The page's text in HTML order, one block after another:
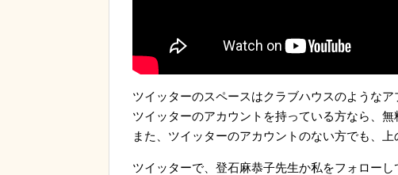
ツイッターのスペースはクラブハウスのようなア
ツイッターのアカウントを持っている方なら、無
また、ツイッターのアカウントのない方でも、
ツイッターで、登石麻恭子先生か私をフォロー